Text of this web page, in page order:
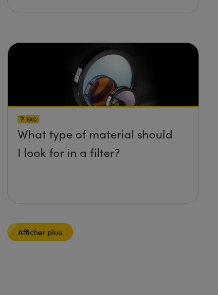
FAQ
What type of material should
I look for in a filter?
Afficher plus